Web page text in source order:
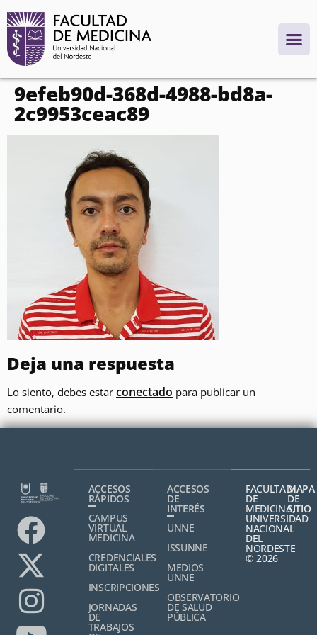
contenido
9efeb90d-368d-4988-bd8a-
2c9953ceac89
Deja una respuesta
Lo siento, debes estar conectado para publicar un
comentario.
ACCESOS
RÁPIDOS
CAMPUS
VIRTUAL
MEDICINA
CREDENCIALES
DIGITALES
INSCRIPCIONES
JORNADAS
DE
TRABAJOS
ACCESOS
DE
INTERÉS
UNNE
ISSUNNE
MEDIOS
UNNE
OBSERVATORIO
DE SALUD
PÚBLICA
FACULTAD
DE
MEDICINA,
UNIVERSIDAD
NACIONAL
DEL
NORDESTE
© 2026
MAPA
DE
SITIO